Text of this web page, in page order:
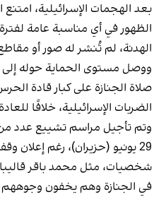
بعد الهجمات الإسرائيلية،
الظهور في أي مناسبة عامة
الهدنة، لم تُنشر له صور أو
ووصل مستوى الحماية حوله
صلاة الجنازة على كبار قادة
الضربات الإسرائيلية، خلافًا
وتم تأجيل مراسم تشييع عدد من
29 يونيو (حزيران)، رغم إعلان
شخصيات، مثل محمد باقر
في الجنازة وهم يخفون